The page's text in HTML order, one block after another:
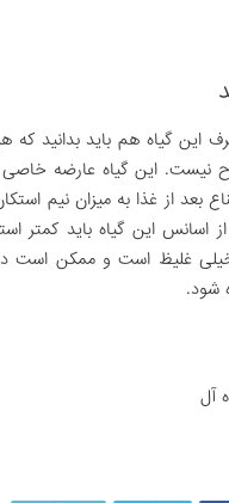
این گیاه هم باید بدانید
نیست. این گیاه عارضه
بعد از غذا به میزان نیم
غلیظ است و ممکن است
شود.
آل